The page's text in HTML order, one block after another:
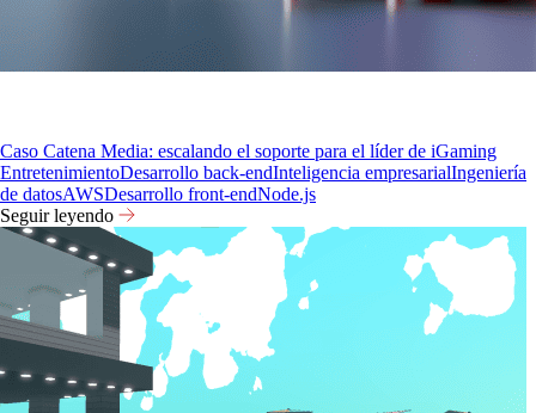
Caso Catena Media: escalando el soporte para el líder de iGaming
EntretenimientoDesarrollo back-endInteligencia empresarialIngeniería
de datosAWSDesarrollo front-endNode.js
Seguir leyendo